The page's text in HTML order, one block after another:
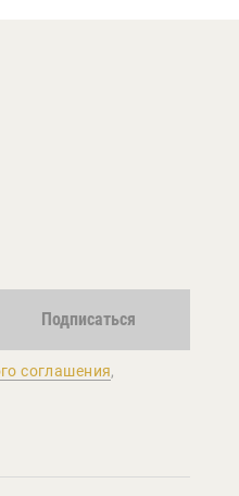
Подписаться
соглашения,